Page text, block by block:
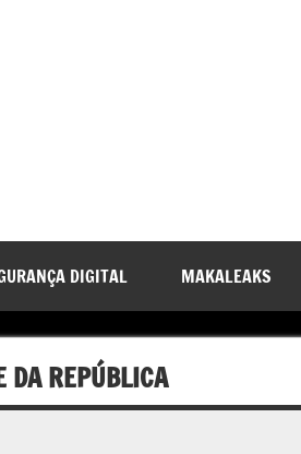
DIGITAL MAKALEAKS
DA REPÚBLICA